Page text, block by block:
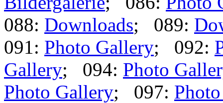
088: Downloads; 089:
091: Photo Gallery; 092:
Gallery; 094: Photo
Photo Gallery; 097: